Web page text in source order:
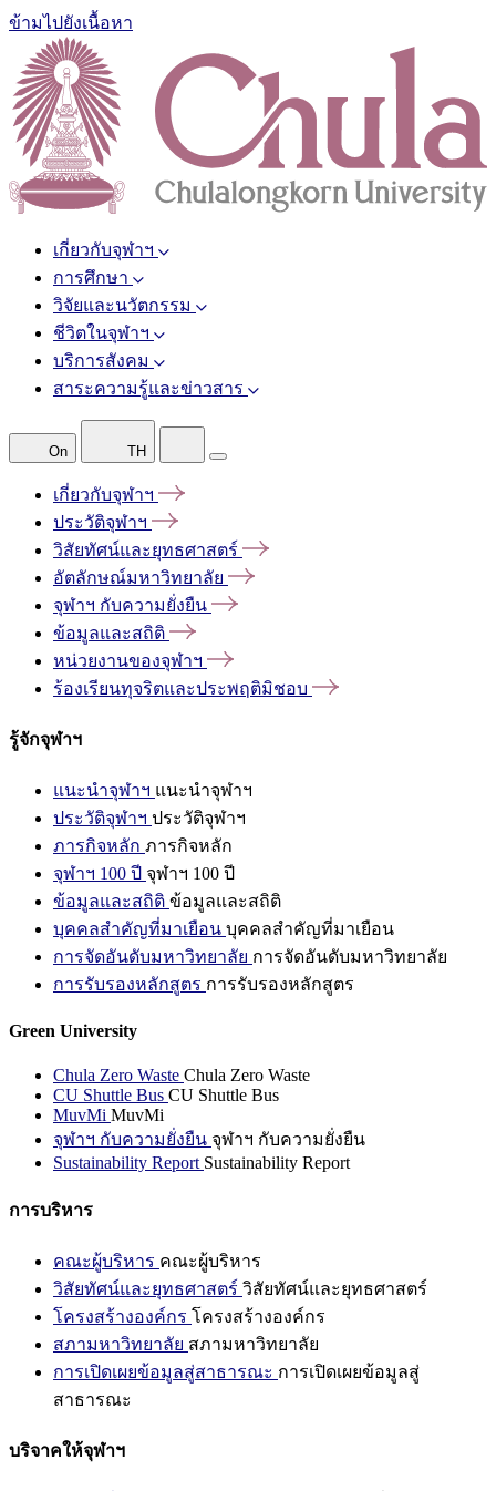
ข้ามไปยังเนื้อหา
เกี่ยวกับจุฬาฯ
การศึกษา
วิจัยและนวัตกรรม
ชีวิตในจุฬาฯ
บริการสังคม
สาระความรู้และข่าวสาร
On TH
เกี่ยวกับจุฬาฯ
ประวัติจุฬาฯ
วิสัยทัศน์และยุทธศาสตร์
อัตลักษณ์มหาวิทยาลัย
จุฬาฯ กับความยั่งยืน
ข้อมูลและสถิติ
หน่วยงานของจุฬาฯ
ร้องเรียนทุจริตและประพฤติมิชอบ
รู้จักจุฬาฯ
แนะนำจุฬาฯ แนะนำจุฬาฯ
ประวัติจุฬาฯ ประวัติจุฬาฯ
ภารกิจหลัก ภารกิจหลัก
จุฬาฯ 100 ปี จุฬาฯ 100 ปี
ข้อมูลและสถิติ ข้อมูลและสถิติ
บุคคลสำคัญที่มาเยือน บุคคลสำคัญที่มาเยือน
การจัดอันดับมหาวิทยาลัย การจัดอันดับมหาวิทยาลัย
การรับรองหลักสูตร การรับรองหลักสูตร
Green University
Chula Zero Waste Chula Zero Waste
CU Shuttle Bus CU Shuttle Bus
MuvMi MuvMi
จุฬาฯ กับความยั่งยืน จุฬาฯ กับความยั่งยืน
Sustainability Report Sustainability Report
การบริหาร
คณะผู้บริหาร คณะผู้บริหาร
วิสัยทัศน์และยุทธศาสตร์ วิสัยทัศน์และยุทธศาสตร์
โครงสร้างองค์กร โครงสร้างองค์กร
สภามหาวิทยาลัย สภามหาวิทยาลัย
การเปิดเผยข้อมูลสู่สาธารณะ การเปิดเผยข้อมูลสู่
สาธารณะ
บริจาคให้จุฬาฯ